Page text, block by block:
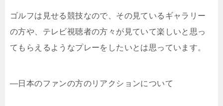
ゴルフは見せる競技なので、その見ているギャラリー
の方や、テレビ視聴者の方々が見ていて楽しいと思っ
てもらえるようなプレーをしたいとは思っています。
―日本のファンの方のリアクションについて